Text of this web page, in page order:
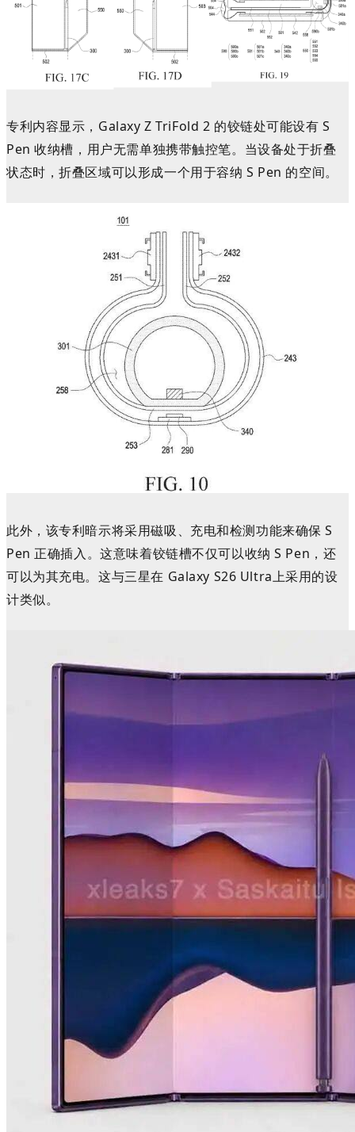
专利内容显示 ，Galaxy Z TriFold 2 的铰链处可能设有 S
Pen 收纳槽，用户无需单独携带触控笔。当设备处于折叠
状态时，折叠区域可以形成一个用于容纳 S Pen 的空间。
此外，该专利暗示将采用磁吸、充电和检测功能来确保 S
Pen 正确插入。这意味着铰链槽不仅可以收纳 S Pen，还
可以为其充电。这与三星在 Galaxy S26 Ultra上采用的设
计类似。